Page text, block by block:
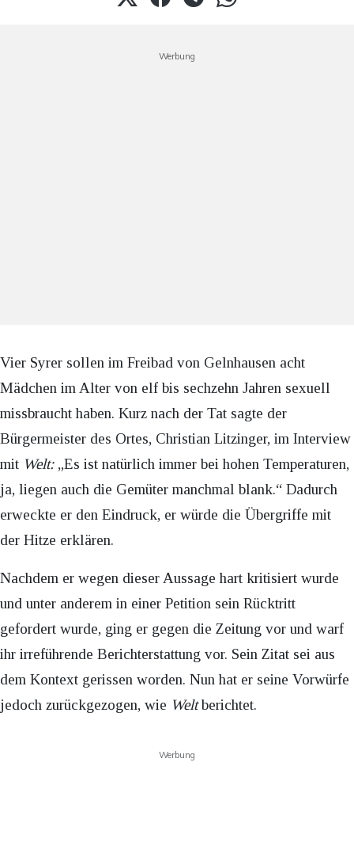
Werbung
Vier Syrer sollen im Freibad von Gelnhausen acht
Mädchen im Alter von elf bis sechzehn Jahren sexuell
missbraucht haben. Kurz nach der Tat sagte der
Bürgermeister des Ortes, Christian Litzinger, im Interview
mit Welt:„Es ist natürlich immer bei hohen Temperaturen,
ja, liegen auch die Gemüter manchmal blank.“ Dadurch
erweckte er den Eindruck, er würde die Übergriffe mit
der Hitze erklären.
Nachdem er wegen dieser Aussage hart kritisiert wurde
und unter anderem in einer Petition sein Rücktritt
gefordert wurde, ging er gegen die Zeitung vor und warf
ihr irreführende Berichterstattung vor. Sein Zitat sei aus
dem Kontext gerissen worden. Nun hat er seine Vorwürfe
jedoch zurückgezogen, wie Weltberichtet.
Werbung